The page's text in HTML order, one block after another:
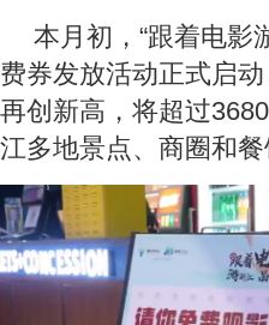
本月初，“跟着电影
费券发放活动正式启
再创新高，将超过
江多地景点、商圈和餐